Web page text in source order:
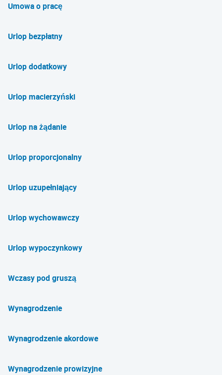
Umowa o pracę
Urlop bezpłatny
Urlop dodatkowy
Urlop macierzyński
Urlop na żądanie
Urlop proporcjonalny
Urlop uzupełniający
Urlop wychowawczy
Urlop wypoczynkowy
Wczasy pod gruszą
Wynagrodzenie
Wynagrodzenie akordowe
Wynagrodzenie prowizyjne